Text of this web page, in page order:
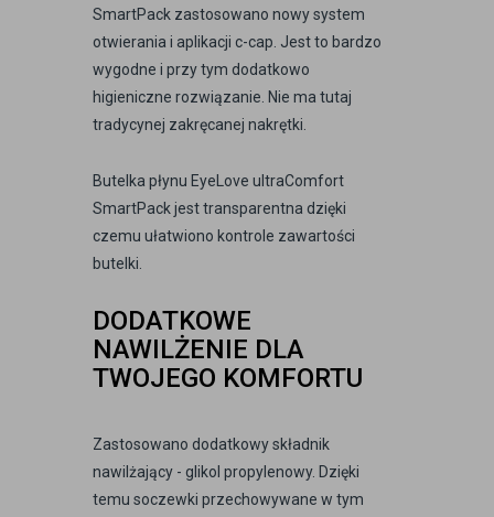
SmartPack zastosowano nowy system
otwierania i aplikacji c-cap. Jest to bardzo
wygodne i przy tym dodatkowo
higieniczne rozwiązanie. Nie ma tutaj
tradycynej zakręcanej nakrętki.
Butelka płynu EyeLove ultraComfort
SmartPack jest transparentna dzięki
czemu ułatwiono kontrole zawartości
butelki.
DODATKOWE
NAWILŻENIE DLA
TWOJEGO KOMFORTU
Zastosowano dodatkowy składnik
nawilżający - glikol propylenowy. Dzięki
temu soczewki przechowywane w tym